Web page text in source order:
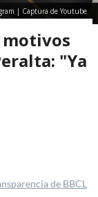
| Captura de Youtube
motivos
"Ya
de BBCL